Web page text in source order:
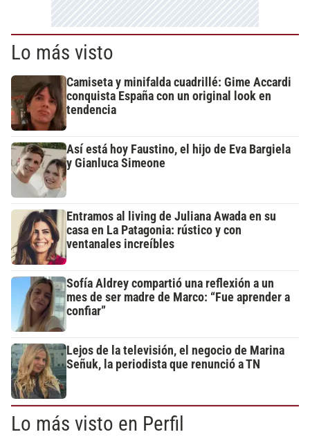
Lo más visto
Camiseta y minifalda cuadrillé: Gime Accardi
conquista España con un original look en
tendencia
Así está hoy Faustino, el hijo de Eva Bargiela
y Gianluca Simeone
Entramos al living de Juliana Awada en su
casa en La Patagonia: rústico y con
ventanales increíbles
Sofía Aldrey compartió una reflexión a un
mes de ser madre de Marco: “Fue aprender a
confiar”
Lejos de la televisión, el negocio de Marina
Señuk, la periodista que renunció a TN
Lo más visto en Perfil